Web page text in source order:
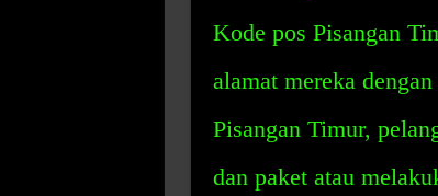
Kode pos Pisangan
alamat mereka
Pisangan Timur,
dan paket atau